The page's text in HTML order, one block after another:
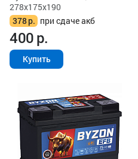
278x175x190
378р. при сдаче акб
400р.
Купить